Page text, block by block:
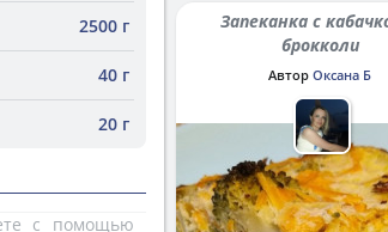
2500 г
40 г
20 г
с помощью
Запеканка с кабачком и
брокколи
Автор Оксана Б